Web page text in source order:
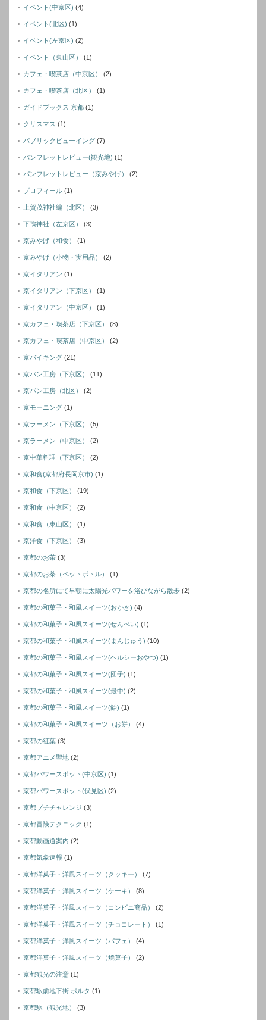
イベント(中京区) (4)
イベント(北区) (1)
イベント(左京区) (2)
イベント（東山区） (1)
カフェ・喫茶店（中京区） (2)
カフェ・喫茶店（北区） (1)
ガイドブックス 京都 (1)
クリスマス (1)
パブリックビューイング (7)
パンフレットレビュー(観光地) (1)
パンフレットレビュー（京みやげ） (2)
プロフィール (1)
上賀茂神社編（北区） (3)
下鴨神社（左京区） (3)
京みやげ（和食） (1)
京みやげ（小物・実用品） (2)
京イタリアン (1)
京イタリアン（下京区） (1)
京イタリアン（中京区） (1)
京カフェ・喫茶店（下京区） (8)
京カフェ・喫茶店（中京区） (2)
京バイキング (21)
京パン工房（下京区） (11)
京パン工房（北区） (2)
京モーニング (1)
京ラーメン（下京区） (5)
京ラーメン（中京区） (2)
京中華料理（下京区） (2)
京和食(京都府長岡京市) (1)
京和食（下京区） (19)
京和食（中京区） (2)
京和食（東山区） (1)
京洋食（下京区） (3)
京都のお茶 (3)
京都のお茶（ペットボトル） (1)
京都の名所にて早朝に太陽光パワーを浴びながら散歩 (2)
京都の和菓子・和風スイーツ(おかき) (4)
京都の和菓子・和風スイーツ(せんぺい) (1)
京都の和菓子・和風スイーツ(まんじゅう) (10)
京都の和菓子・和風スイーツ(ヘルシーおやつ) (1)
京都の和菓子・和風スイーツ(団子) (1)
京都の和菓子・和風スイーツ(最中) (2)
京都の和菓子・和風スイーツ(飴) (1)
京都の和菓子・和風スイーツ（お餅） (4)
京都の紅葉 (3)
京都アニメ聖地 (2)
京都パワースポット(中京区) (1)
京都パワースポット(伏見区) (2)
京都プチチャレンジ (3)
京都冒険テクニック (1)
京都動画道案内 (2)
京都気象速報 (1)
京都洋菓子・洋風スイーツ（クッキー） (7)
京都洋菓子・洋風スイーツ（ケーキ） (8)
京都洋菓子・洋風スイーツ（コンビニ商品） (2)
京都洋菓子・洋風スイーツ（チョコレート） (1)
京都洋菓子・洋風スイーツ（パフェ） (4)
京都洋菓子・洋風スイーツ（焼菓子） (2)
京都観光の注意 (1)
京都駅前地下街 ポルタ (1)
京都駅（観光地） (3)